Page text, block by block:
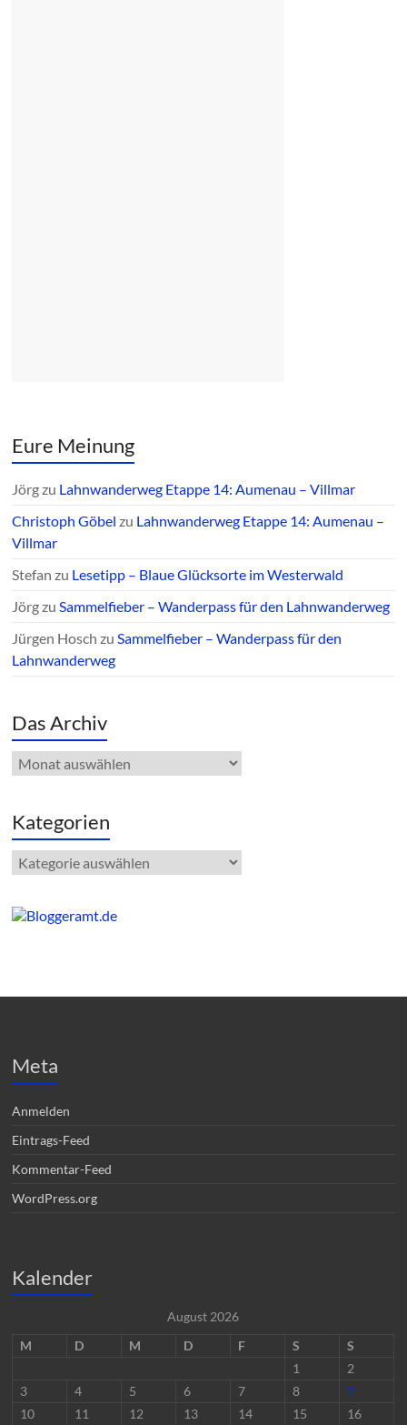
Eure Meinung
Jörgzu Lahnwanderweg Etappe 14: Aumenau – Villmar
Christoph Göbel zu Lahnwanderweg Etappe 14: Aumenau –
Villmar
Stefan zu Lesetipp – Blaue Glücksorte im Westerwald
JörgzuSammelfieber – Wanderpass für den Lahnwanderweg
Jürgen Hosch zuSammelfieber – Wanderpass für den
Lahnwanderweg
Das Archiv
Das
Archiv
Kategorien
Kategorien
Meta
Anmelden
Eintrags-Feed
Kommentar-Feed
WordPress.org
Kalender
August 2026
M
D M D F S
S
1
2
3
4 5 6 7 8
9
10
11 12 13 14 15 16